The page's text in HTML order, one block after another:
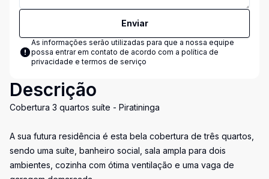
Enviar
As informações serão utilizadas para que a nossa equipe
possa entrar em contato de acordo com a política de
privacidade e termos de serviço
Descrição
Cobertura 3 quartos suíte - Piratininga
A sua futura residência é esta bela cobertura de três quartos,
sendo uma suíte, banheiro social, sala ampla para dois
ambientes, cozinha com ótima ventilação e uma vaga de